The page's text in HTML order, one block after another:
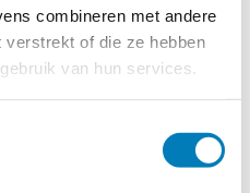
combineren met andere
verstrekt of die ze hebben
van hun services.
contact gegevens